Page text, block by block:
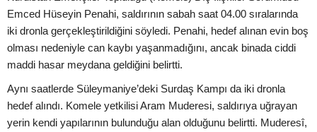
Emced Hüseyin Penahi, saldırının sabah saat 04.00 sıralarında
iki dronla gerçekleştirildiğini söyledi. Penahi, hedef alınan evin boş
olması nedeniyle can kaybı yaşanmadığını, ancak binada ciddi
maddi hasar meydana geldiğini belirtti.
Aynı saatlerde Süleymaniye’deki Surdaş Kampı da iki dronla
hedef alındı. Komele yetkilisi Aram Muderesi, saldırıya uğrayan
yerin kendi yapılarının bulunduğu alan olduğunu belirtti. Muderesî,